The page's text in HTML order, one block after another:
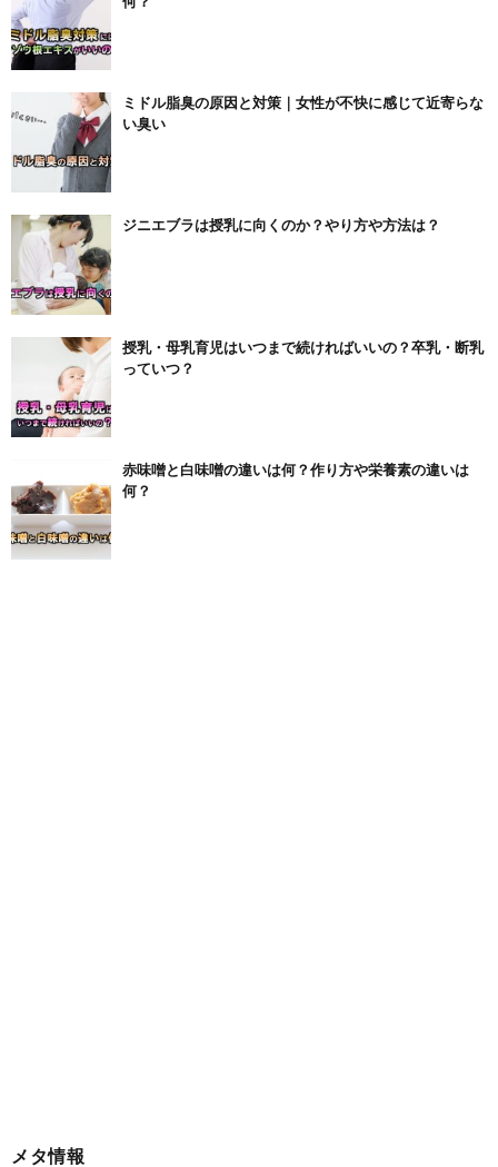
ミドル脂臭の原因と対策｜女性が不快に感じて近寄らな
い臭い
ジニエブラは授乳に向くのか？やり方や方法は？
授乳・母乳育児はいつまで続ければいいの？卒乳・断乳
っていつ？
赤味噌と白味噌の違いは何？作り方や栄養素の違いは
何？
メタ情報